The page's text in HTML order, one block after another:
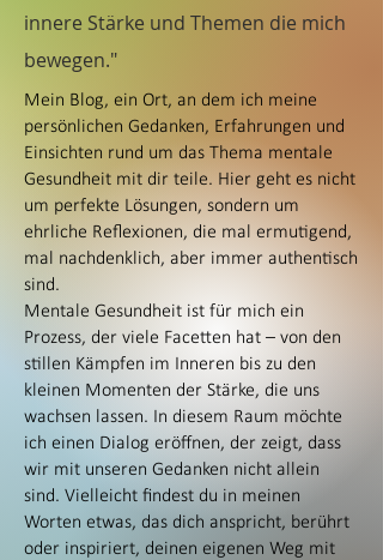
innere Stärke und Themen die mich
bewegen."
Mein Blog, ein Ort, an dem ich meine
persönlichen Gedanken, Erfahrungen und
Einsichten rund um das Thema mentale
Gesundheit mit dir teile. Hier geht es nicht
um perfekte Lösungen, sondern um
ehrliche Reflexionen, die mal ermutigend,
mal nachdenklich, aber immer authentisch
sind.
Mentale Gesundheit ist für mich ein
Prozess, der viele Facetten hat – von den
stillen Kämpfen im Inneren bis zu den
kleinen Momenten der Stärke, die uns
wachsen lassen. In diesem Raum möchte
ich einen Dialog eröffnen, der zeigt, dass
wir mit unseren Gedanken nicht allein
sind. Vielleicht findest du in meinen
Worten etwas, das dich anspricht, berührt
oder inspiriert, deinen eigenen Weg mit